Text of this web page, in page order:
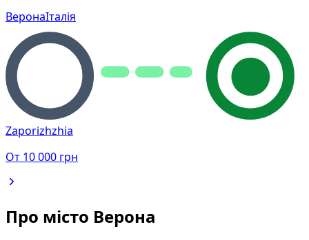
ВеронаІталія
Zaporizhzhia
От 10 000 грн
Про місто Верона